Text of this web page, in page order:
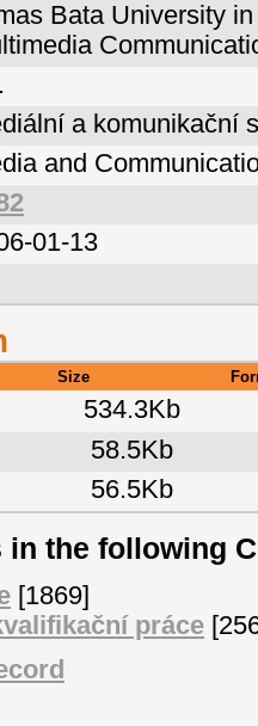
Bata University
a komunikační
and
01-13
Size
534.3Kb
58.5Kb
56.5Kb
in the following
[1869]
práce